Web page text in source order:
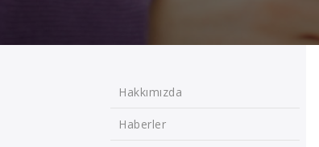
Hakkımızda
Haberler